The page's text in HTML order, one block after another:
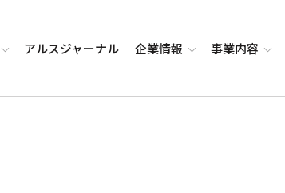
アルスジャーナル 企業情報 事業内容